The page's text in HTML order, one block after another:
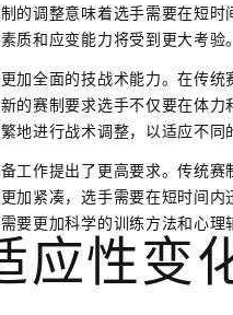
的调整意味着选手需要在短
质和应变能力将受到更大考验。
加全面的技战术能力。在传
的赛制要求选手不仅要在体
地进行战术调整，以适应不同
工作提出了更高要求。传统赛
加紧凑，选手需要在短时间
要更加科学的训练方法和心理
应性变